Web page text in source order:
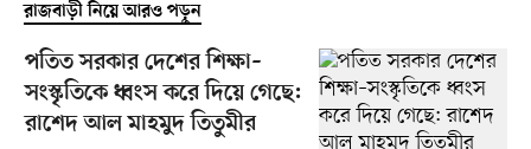
রাজবাড়ী নিয়ে আরও পড়ুন
পতিত সরকার দেশের শিক্ষা–
সংস্কৃতিকে ধ্বংস করে দিয়ে গেছে:
রাশেদ আল মাহমুদ তিতুমীর